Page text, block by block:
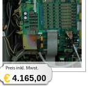
€4.165,00